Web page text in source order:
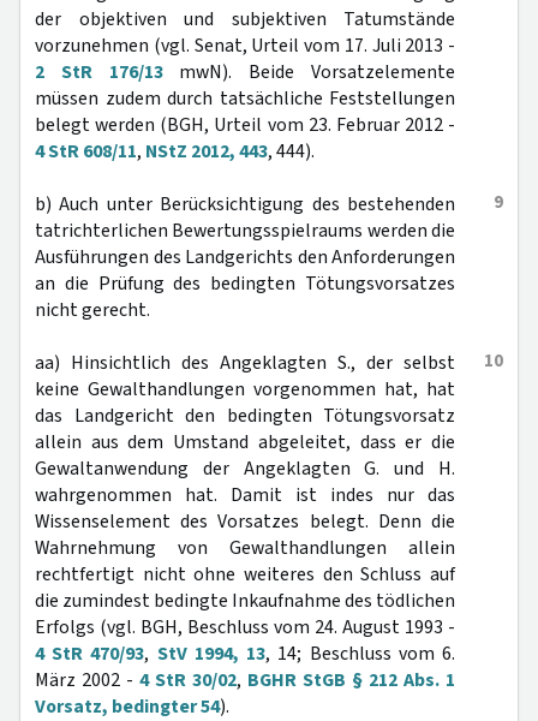
der objektiven und subjektiven Tatumstände
vorzunehmen (vgl. Senat, Urteil vom 17. Juli 2013 -
2 StR 176/13mwN). Beide Vorsatzelemente
müssen zudem durch tatsächliche Feststellungen
belegt werden (BGH, Urteil vom 23. Februar 2012 -
4 StR 608/11, NStZ 2012, 443, 444).
9
b) Auch unter Berücksichtigung des bestehenden
tatrichterlichen Bewertungsspielraums werden die
Ausführungen des Landgerichts den Anforderungen
an die Prüfung des bedingten Tötungsvorsatzes
nicht gerecht.
10
aa) Hinsichtlich des Angeklagten S., der selbst
keine Gewalthandlungen vorgenommen hat, hat
das Landgericht den bedingten Tötungsvorsatz
allein aus dem Umstand abgeleitet, dass er die
Gewaltanwendung der Angeklagten G. und H.
wahrgenommen hat. Damit ist indes nur das
Wissenselement des Vorsatzes belegt. Denn die
Wahrnehmung von Gewalthandlungen allein
rechtfertigt nicht ohne weiteres den Schluss auf
die zumindest bedingte Inkaufnahme des tödlichen
Erfolgs (vgl. BGH, Beschluss vom 24. August 1993 -
4 StR 470/93, StV 1994, 13, 14; Beschluss vom 6.
März 2002 - 4 StR 30/02, BGHR StGB § 212 Abs. 1
Vorsatz, bedingter 54).